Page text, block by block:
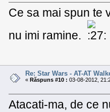
Ce sa mai spun te
nu imi ramine.
Re: Star Wars - AT-AT
« Răspuns #10 : 03-08-2012,
Atacati-ma, de ce